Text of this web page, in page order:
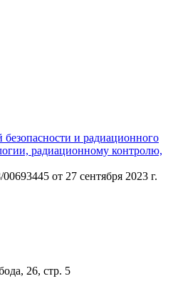
от 27 сентября 2023 г.
26, стр. 5